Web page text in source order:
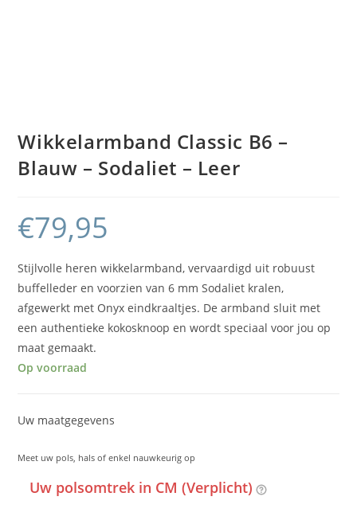
Wikkelarmband Classic B6 –
Blauw – Sodaliet – Leer
€79,95
Stijlvolle heren wikkelarmband, vervaardigd uit robuust
buffelleder en voorzien van 6 mm Sodaliet kralen,
afgewerkt met Onyx eindkraaltjes. De armband sluit met
een authentieke kokosknoop en wordt speciaal voor jou op
maat gemaakt.
Op voorraad
Uw maatgegevens
Meet uw pols, hals of enkel nauwkeurig op
Uw polsomtrek in CM (Verplicht)